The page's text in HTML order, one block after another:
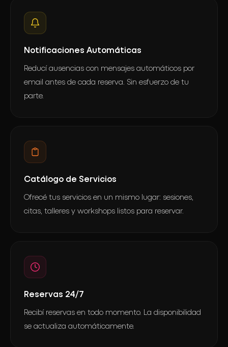
Notificaciones Automáticas
Reducí ausencias con mensajes automáticos por
email antes de cada reserva. Sin esfuerzo de tu
parte.
Catálogo de Servicios
Ofrecé tus servicios en un mismo lugar: sesiones,
citas, talleres y workshops listos para reservar.
Reservas 24/7
Recibí reservas en todo momento. La disponibilidad
se actualiza automáticamente.